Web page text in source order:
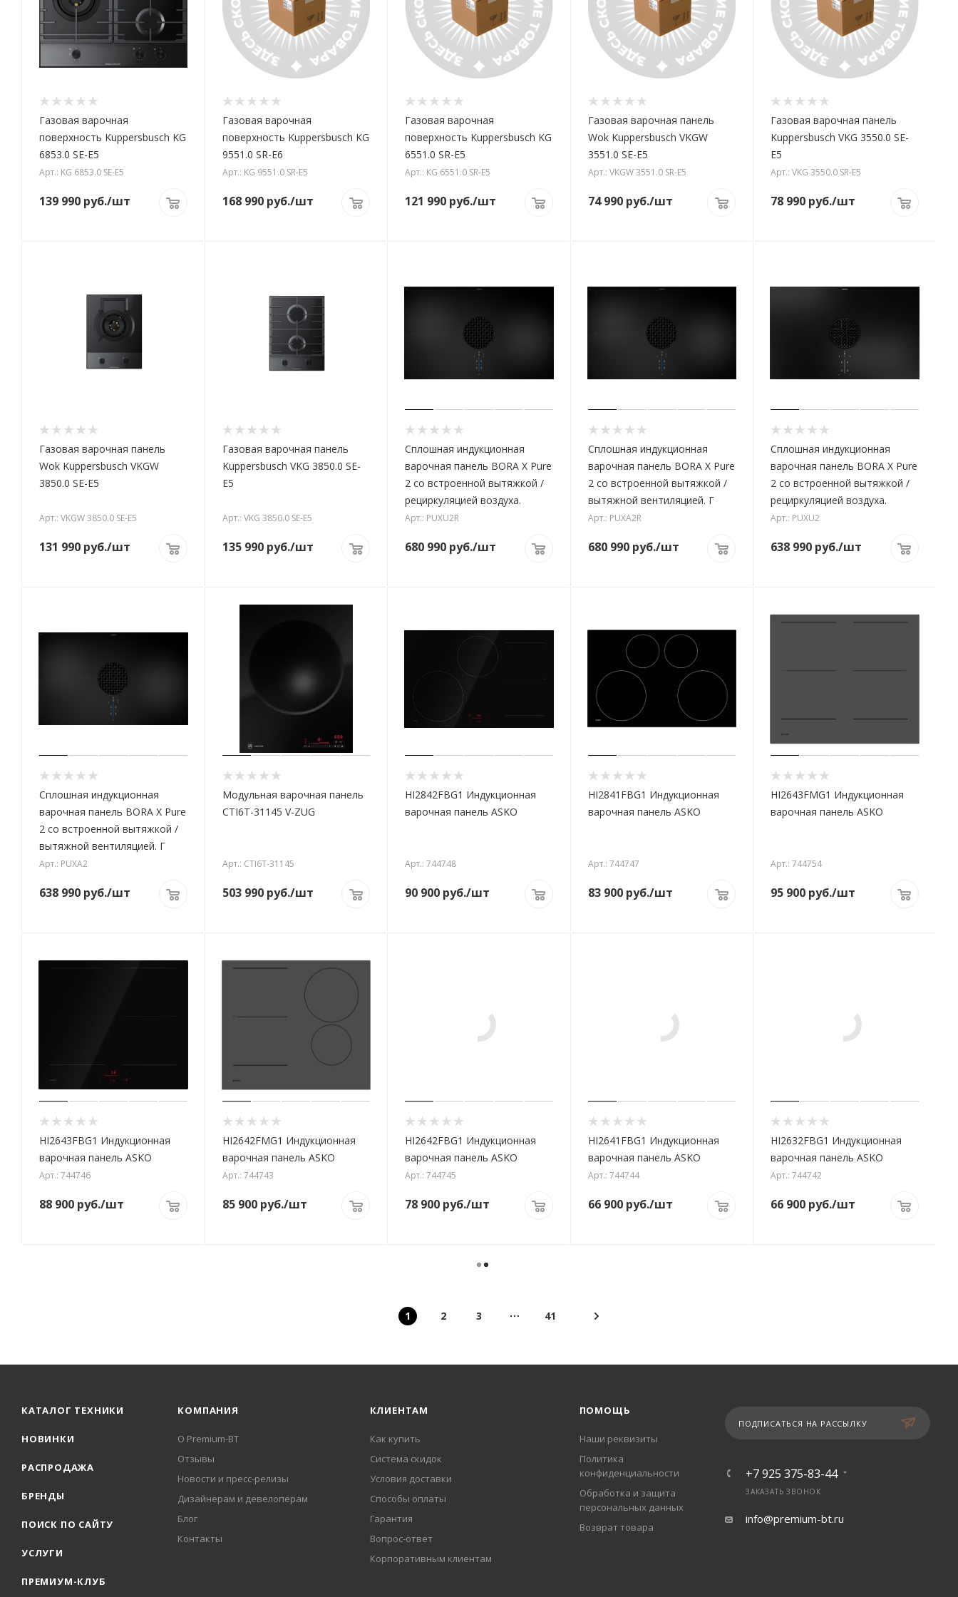
Газовая варочная
поверхность Kuppersbusch KG
6853.0 SE-E5
Арт.: KG 6853.0 SE-E5
139 990 руб./шт
Газовая варочная
поверхность Kuppersbusch KG
9551.0 SR-E6
Арт.: KG 9551.0 SR-E5
168 990руб./шт
Газовая варочная
поверхность Kuppersbusch KG
6551.0 SR-E5
Арт.: KG 6551.0 SR-E5
121 990 руб./шт
Газовая варочная панель
Wok Kuppersbusch VKGW
3551.0 SE-E5
Арт.: VKGW 3551.0 SR-E5
74 990руб./шт
Газовая варочная панель
Kuppersbusch VKG 3550.0 SE-
E5
Арт.: VKG 3550.0 SR-E5
78 990 руб./шт
Газовая варочная панель
Wok Kuppersbusch VKGW
3850.0 SE-E5
Арт.: VKGW 3850.0 SE-E5
131 990 руб./шт
Газовая варочная панель
Kuppersbusch VKG 3850.0 SE-
E5
Арт.: VKG 3850.0 SE-E5
135 990руб./шт
Сплошная индукционная
варочная панель BORA X Pure
2 со встроенной вытяжкой /
рециркуляцией воздуха.
Арт.: PUXU2R
680 990 руб./шт
Сплошная индукционная
варочная панель BORA X Pure
2 со встроенной вытяжкой /
вытяжной вентиляцией. Г
Арт.: PUXA2R
680 990руб./шт
Сплошная индукционная
варочная панель BORA X Pure
2 со встроенной вытяжкой /
рециркуляцией воздуха.
Арт.: PUXU2
638 990 руб./шт
Сплошная индукционная
варочная панель BORA X Pure
2 со встроенной вытяжкой /
вытяжной вентиляцией. Г
Арт.: PUXA2
638 990 руб./шт
Модульная варочная панель
CTI6T-31145 V-ZUG
Арт.: CTI6T-31145
503 990руб./шт
HI2842FBG1 Индукционная
варочная панель ASKO
Арт.: 744748
90 900 руб./шт
HI2841FBG1 Индукционная
варочная панель ASKO
Арт.: 744747
83 900руб./шт
HI2643FMG1 Индукционная
варочная панель ASKO
Арт.: 744754
95 900 руб./шт
HI2643FBG1 Индукционная
варочная панель ASKO
Арт.: 744746
88 900 руб./шт
HI2642FMG1 Индукционная
варочная панель ASKO
Арт.: 744743
85 900руб./шт
HI2642FBG1 Индукционная
варочная панель ASKO
Арт.: 744745
78 900 руб./шт
HI2641FBG1 Индукционная
варочная панель ASKO
Арт.: 744744
66 900руб./шт
HI2632FBG1 Индукционная
варочная панель ASKO
Арт.: 744742
66 900 руб./шт
1 2 3 41
КАТАЛОГ ТЕХНИКИ
НОВИНКИ
РАСПРОДАЖА
БРЕНДЫ
ПОИСК ПО САЙТУ
УСЛУГИ
ПРЕМИУМ-КЛУБ
КОМПАНИЯ
О Premium-BT
Отзывы
Новости и пресс-релизы
Дизайнерам и девелоперам
Блог
Контакты
КЛИЕНТАМ
Как купить
Система скидок
Условия доставки
Способы оплаты
Гарантия
Вопрос-ответ
Корпоративным клиентам
ПОМОЩЬ
Наши реквизиты
Политика
конфиденциальности
Обработка и защита
персональных данных
Возврат товара
ПОДПИСАТЬСЯ НА РАССЫЛКУ
+7 925 375-83-44
ЗАКАЗАТЬ ЗВОНОК
info@premium-bt.ru